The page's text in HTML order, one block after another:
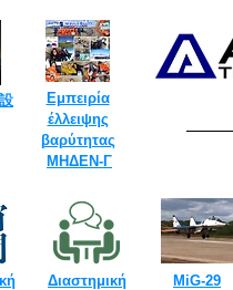
Εμπειρία
έλλειψης
βαρύτητας
ΜΗΔΕΝ-Γ
Διαστημική
MiG-29